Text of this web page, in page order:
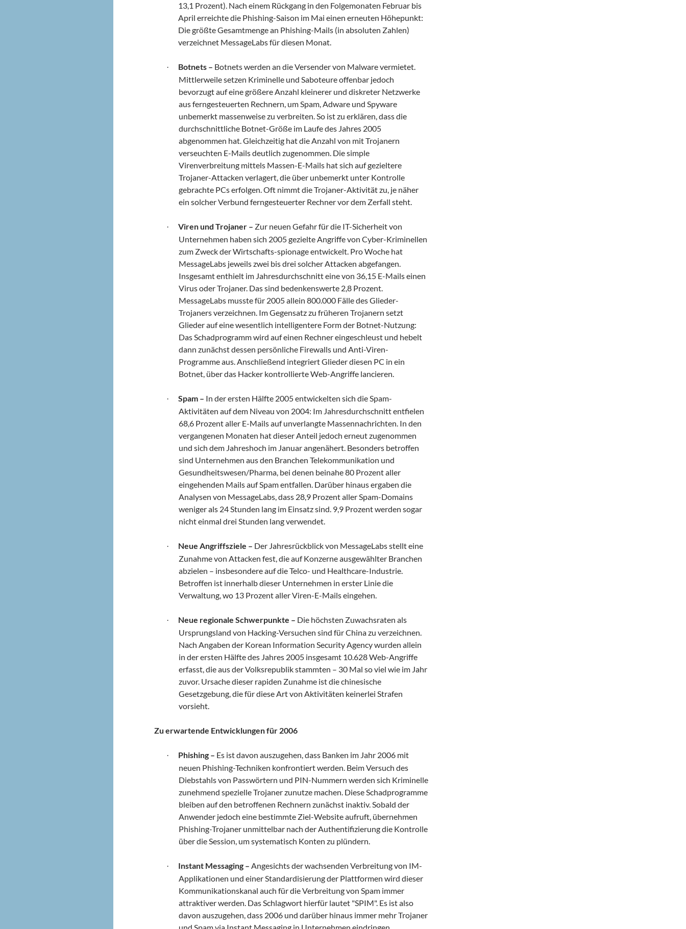
13,1 Prozent). Nach einem Rückgang in den Folgemonaten Februar bis
April erreichte die Phishing-Saison im Mai einen erneuten Höhepunkt:
Die größte Gesamtmenge an Phishing-Mails (in absoluten Zahlen)
verzeichnet MessageLabs für diesen Monat.
· Botnets – Botnets werden an die Versender von Malware vermietet.
Mittlerweile setzen Kriminelle und Saboteure offenbar jedoch
bevorzugt auf eine größere Anzahl kleinerer und diskreter Netzwerke
aus ferngesteuerten Rechnern, um Spam, Adware und Spyware
unbemerkt massenweise zu verbreiten. So ist zu erklären, dass die
durchschnittliche Botnet-Größe im Laufe des Jahres 2005
abgenommen hat. Gleichzeitig hat die Anzahl von mit Trojanern
verseuchten E-Mails deutlich zugenommen. Die simple
Virenverbreitung mittels Massen-E-Mails hat sich auf gezieltere
Trojaner-Attacken verlagert, die über unbemerkt unter Kontrolle
gebrachte PCs erfolgen. Oft nimmt die Trojaner-Aktivität zu, je näher
ein solcher Verbund ferngesteuerter Rechner vor dem Zerfall steht.
· Viren und Trojaner – Zur neuen Gefahr für die IT-Sicherheit von
Unternehmen haben sich 2005 gezielte Angriffe von Cyber-Kriminellen
zum Zweck der Wirtschafts-spionage entwickelt. Pro Woche hat
MessageLabs jeweils zwei bis drei solcher Attacken abgefangen.
Insgesamt enthielt im Jahresdurchschnitt eine von 36,15 E-Mails einen
Virus oder Trojaner. Das sind bedenkenswerte 2,8 Prozent.
MessageLabs musste für 2005 allein 800.000 Fälle des Glieder-
Trojaners verzeichnen. Im Gegensatz zu früheren Trojanern setzt
Glieder auf eine wesentlich intelligentere Form der Botnet-Nutzung:
Das Schadprogramm wird auf einen Rechner eingeschleust und hebelt
dann zunächst dessen persönliche Firewalls und Anti-Viren-
Programme aus. Anschließend integriert Glieder diesen PC in ein
Botnet, über das Hacker kontrollierte Web-Angriffe lancieren.
· Spam – In der ersten Hälfte 2005 entwickelten sich die Spam-
Aktivitäten auf dem Niveau von 2004: Im Jahresdurchschnitt entfielen
68,6 Prozent aller E-Mails auf unverlangte Massennachrichten. In den
vergangenen Monaten hat dieser Anteil jedoch erneut zugenommen
und sich dem Jahreshoch im Januar angenähert. Besonders betroffen
sind Unternehmen aus den Branchen Telekommunikation und
Gesundheitswesen/Pharma, bei denen beinahe 80 Prozent aller
eingehenden Mails auf Spam entfallen. Darüber hinaus ergaben die
Analysen von MessageLabs, dass 28,9 Prozent aller Spam-Domains
weniger als 24 Stunden lang im Einsatz sind. 9,9 Prozent werden sogar
nicht einmal drei Stunden lang verwendet.
· Neue Angriffsziele – Der Jahresrückblick von MessageLabs stellt eine
Zunahme von Attacken fest, die auf Konzerne ausgewählter Branchen
abzielen – insbesondere auf die Telco- und Healthcare-Industrie.
Betroffen ist innerhalb dieser Unternehmen in erster Linie die
Verwaltung, wo 13 Prozent aller Viren-E-Mails eingehen.
· Neue regionale Schwerpunkte – Die höchsten Zuwachsraten als
Ursprungsland von Hacking-Versuchen sind für China zu verzeichnen.
Nach Angaben der Korean Information Security Agency wurden allein
in der ersten Hälfte des Jahres 2005 insgesamt 10.628 Web-Angriffe
erfasst, die aus der Volksrepublik stammten – 30 Mal so viel wie im Jahr
zuvor. Ursache dieser rapiden Zunahme ist die chinesische
Gesetzgebung, die für diese Art von Aktivitäten keinerlei Strafen
vorsieht.
Zu erwartende Entwicklungen für 2006
· Phishing – Es ist davon auszugehen, dass Banken im Jahr 2006 mit
neuen Phishing-Techniken konfrontiert werden. Beim Versuch des
Diebstahls von Passwörtern und PIN-Nummern werden sich Kriminelle
zunehmend spezielle Trojaner zunutze machen. Diese Schadprogramme
bleiben auf den betroffenen Rechnern zunächst inaktiv. Sobald der
Anwender jedoch eine bestimmte Ziel-Website aufruft, übernehmen
Phishing-Trojaner unmittelbar nach der Authentifizierung die Kontrolle
über die Session, um systematisch Konten zu plündern.
· Instant Messaging – Angesichts der wachsenden Verbreitung von IM-
Applikationen und einer Standardisierung der Plattformen wird dieser
Kommunikationskanal auch für die Verbreitung von Spam immer
attraktiver werden. Das Schlagwort hierfür lautet "SPIM". Es ist also
davon auszugehen, dass 2006 und darüber hinaus immer mehr Trojaner